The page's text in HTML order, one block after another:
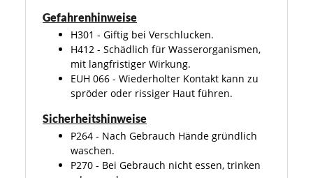
Gefahrenhinweise
H301 - Giftig bei Verschlucken.
H412 - Schädlich für Wasserorganismen,
mit langfristiger Wirkung.
EUH 066 - Wiederholter Kontakt kann zu
spröder oder rissiger Haut führen.
Sicherheitshinweise
P264 - Nach Gebrauch Hände gründlich
waschen.
P270 - Bei Gebrauch nicht essen, trinken